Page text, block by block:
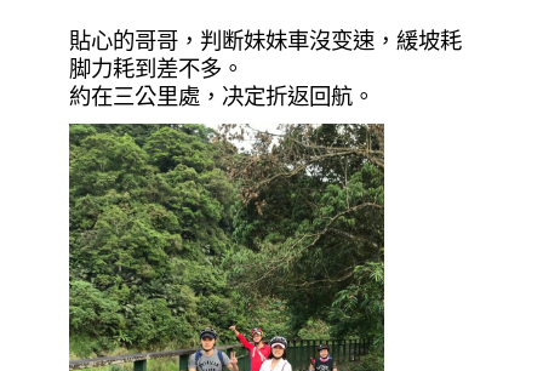
貼心的哥哥，判断妹妹車沒变速，緩坡耗
脚力耗到差不多。
約在三公里處，决定折返回航。